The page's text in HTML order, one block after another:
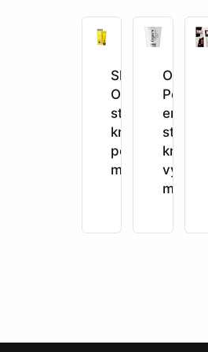
Shiatsu
Orgasm –
stimuliuojantis
kremas
poroms (30
ml)
Orgasm
Power
erekciją
kremas
ml